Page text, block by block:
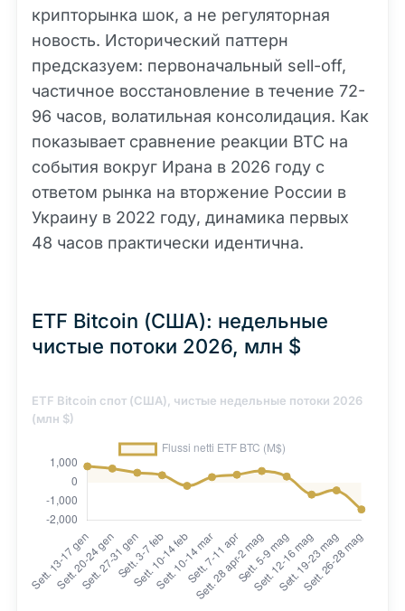
крипторынка шок, а не регуляторная
новость. Исторический паттерн
предсказуем: первоначальный sell-off,
частичное восстановление в течение 72-
96 часов, волатильная консолидация. Как
показывает сравнение реакции BTC на
события вокруг Ирана в 2026 году с
ответом рынка на вторжение России в
Украину в 2022 году, динамика первых
48 часов практически идентична.
ETF Bitcoin (США): недельные
чистые потоки 2026, млн $
ETF Bitcoin спот (США), чистые недельные потоки 2026
(млн $)